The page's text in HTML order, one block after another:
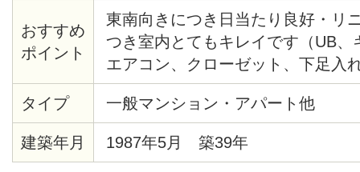
おすすめ
ポイント
東南向きにつき日当たり良好・リ
つき室内とてもキレイです（UB、
エアコン、クローゼット、下足入
アタイル材等々）・共用部分にセ
あり・モニター付オートロック・
見えます。２/２８までに契約完
です。
タイプ 一般マンション・アパート他
建築年月 1987年5月 築39年